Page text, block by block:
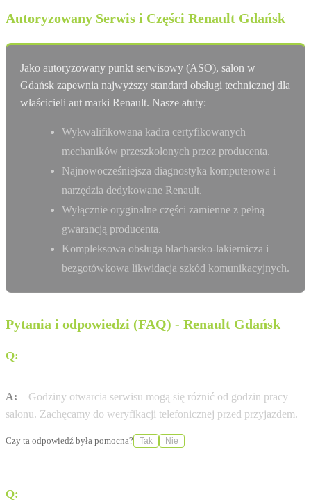
Autoryzowany Serwis i Części Renault Gdańsk
Jako autoryzowany punkt serwisowy (ASO), salon w
Gdańsk zapewnia najwyższy standard obsługi technicznej dla
właścicieli aut marki Renault. Nasze atuty:
Wykwalifikowana kadra certyfikowanych
mechaników przeszkolonych przez producenta.
Najnowocześniejsza diagnostyka komputerowa i
narzędzia dedykowane Renault.
Wyłącznie oryginalne części zamienne z pełną
gwarancją producenta.
Kompleksowa obsługa blacharsko-lakiernicza i
bezgotówkowa likwidacja szkód komunikacyjnych.
Pytania i odpowiedzi (FAQ) - Renault Gdańsk
Q:
A:
Godziny otwarcia serwisu mogą się różnić od godzin pracy
salonu. Zachęcamy do weryfikacji telefonicznej przed przyjazdem.
Czy ta odpowiedź była pomocna? Tak Nie
Q: